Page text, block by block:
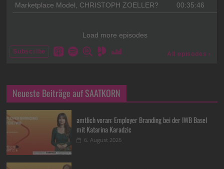
Neueste Beiträge auf SAATKORN
amtlich voran: Employer Branding bei der IWB Basel
mit Katarina Karadzic
6. August 2026